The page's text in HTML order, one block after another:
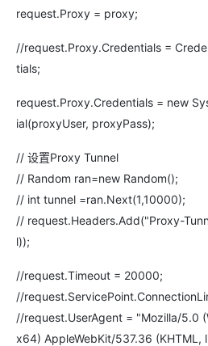
request.Proxy = proxy;
//request.Proxy.Credentials =
tials;
request.Proxy.Credentials = new
ial(proxyUser, proxyPass);
// 设置Proxy Tunnel
// Random ran=new Random();
// int tunnel =ran.Next(1,10000);
// request.Headers.Add("Proxy-
l));
//request.Timeout = 20000;
//
//request.UserAgent = "Mozilla/5.0
x64) AppleWebKit/537.36 (KHTML,